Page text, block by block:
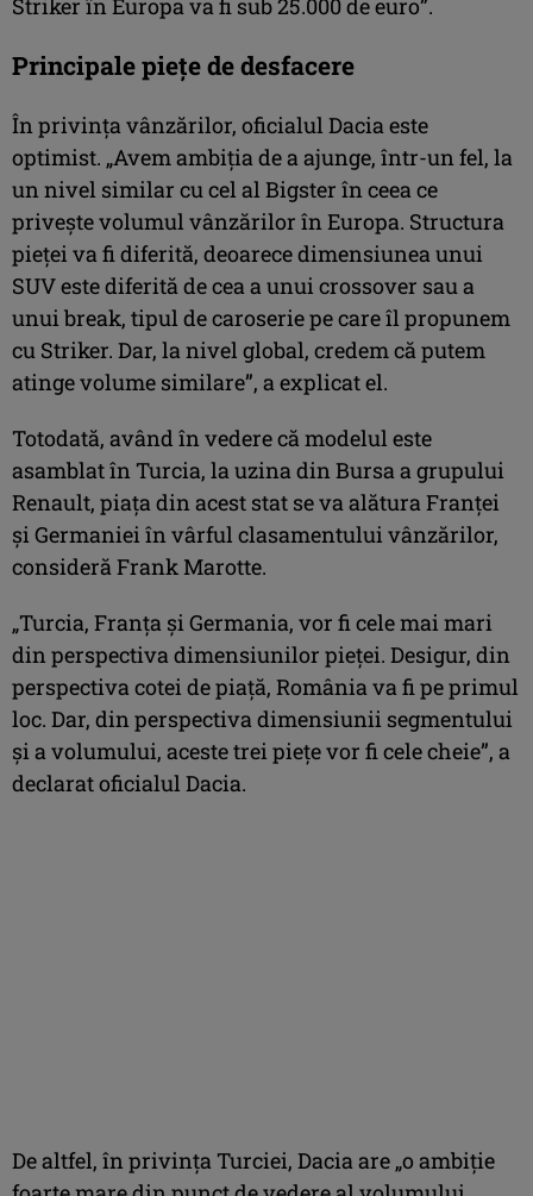
Striker în Europa va fi sub 25.000 de euro”.
Principale piețe de desfacere
În privința vânzărilor, oficialul Dacia este
optimist. „Avem ambiția de a ajunge, într-un fel, la
un nivel similar cu cel al Bigster în ceea ce
privește volumul vânzărilor în Europa. Structura
pieței va fi diferită, deoarece dimensiunea unui
SUV este diferită de cea a unui crossover sau a
unui break, tipul de caroserie pe care îl propunem
cu Striker. Dar, la nivel global, credem că putem
atinge volume similare”, a explicat el.
Totodată, având în vedere că modelul este
asamblat în Turcia, la uzina din Bursa a grupului
Renault, piața din acest stat se va alătura Franței
și Germaniei în vârful clasamentului vânzărilor,
consideră Frank Marotte.
„Turcia, Franța și Germania, vor fi cele mai mari
din perspectiva dimensiunilor pieței. Desigur, din
perspectiva cotei de piață, România va fi pe primul
loc. Dar, din perspectiva dimensiunii segmentului
și a volumului, aceste trei piețe vor fi cele cheie”, a
declarat oficialul Dacia.
De altfel, în privința Turciei, Dacia are „o ambiție